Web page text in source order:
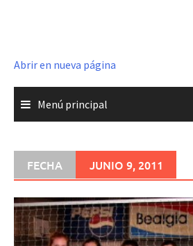
Abrir en nueva página
Menú principal
FECHA JUNIO 9, 2011